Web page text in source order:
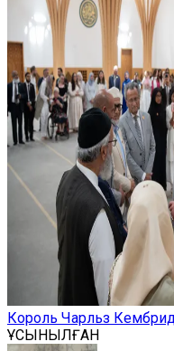
Король Чарльз
ҰСЫНЫЛҒАН